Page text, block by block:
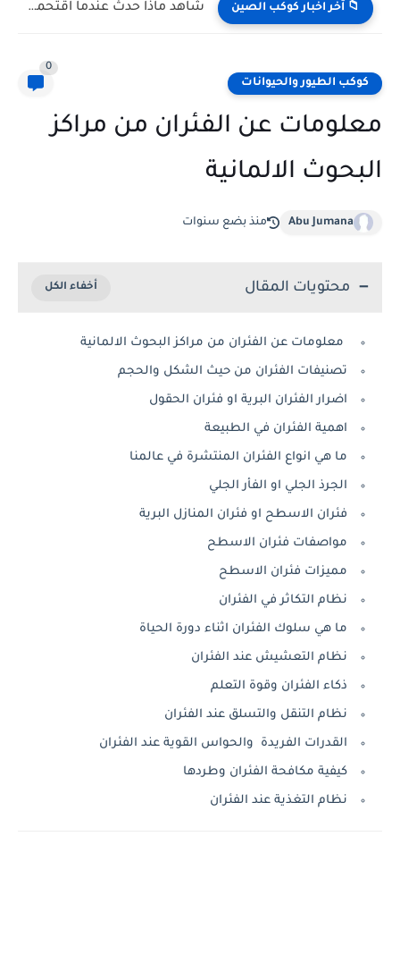
📁 آخر اخبار كوكب الصين شاهد كيف يتغلب النمس على الكوبرا في مواجهة تعتمد على...
كوكب الطيور والحيوانات
0
معلومات عن الفئران من مراكز
البحوث الالمانية
Abu Jumana منذ بضع سنوات
محتويات المقال
معلومات عن الفئران من مراكز البحوث الالمانية
تصنيفات الفئران من حيث الشكل والحجم
اضرار الفئران البرية او فئران الحقول
اهمية الفئران في الطبيعة
ما هي انواع الفئران المنتشرة في عالمنا
الجرذ الجلي او الفأر الجلي
فئران الاسطح او فئران المنازل البرية
مواصفات فئران الاسطح
مميزات فئران الاسطح
نظام التكاثر في الفئران
ما هي سلوك الفئران اثناء دورة الحياة
نظام التعشيش عند الفئران
ذكاء الفئران وقوة التعلم
نظام التنقل والتسلق عند الفئران
القدرات الفريدة والحواس القوية عند الفئران
كيفية مكافحة الفئران وطردها
نظام التغذية عند الفئران